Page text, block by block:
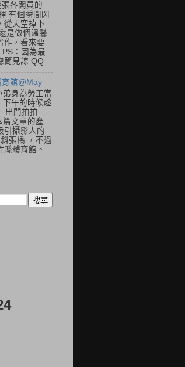
各閣員的
有個瞬間閃
從天空掉下
是做個溫馨
作，看來要
：因為最
筒見諒 QQ
育館@May
弟身為勞工當
下午的時候趁
出門拍拍
篇文章的產
引攝影人的
張橋 ，不過
體育館。